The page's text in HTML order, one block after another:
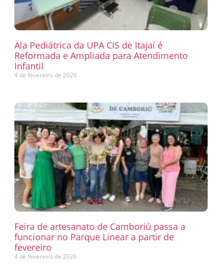
Ala Pediátrica da UPA CIS de Itajaí é
Reformada e Ampliada para Atendimento
Infantil
4 de fevereiro de 2026
Feira de artesanato de Camboriú passa a
funcionar no Parque Linear a partir de
fevereiro
4 de fevereiro de 2026